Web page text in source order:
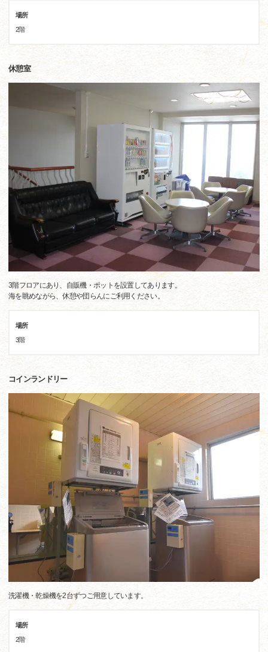
場所
2階
休憩室
3階フロアにあり、自販機・ポットを設置してあります。
海を眺めながら、休憩や団らんにご利用ください。
場所
3階
コインランドリー
洗濯機・乾燥機を2台ずつご用意しています。
場所
2階